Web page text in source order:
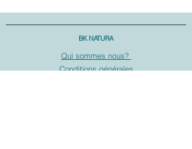
BK NATURA
Qui sommes nous?
Conditions générales